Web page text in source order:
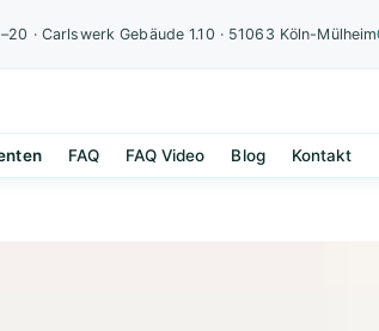
· Carlswerk Gebäude 1.10 · 51063 Köln-Mülheim
FAQ FAQ Video Blog Kontakt